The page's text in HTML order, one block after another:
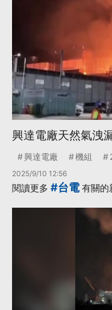
興達電廠天然氣洩
興達電廠 機組
2025/9/10 12:56
閱讀更多 #台電有關的